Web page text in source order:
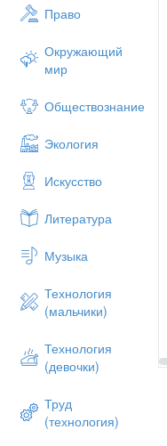
Право
Окружающий
мир
Обществознание
Экология
Искусство
Литература
Музыка
Технология
(мальчики)
Технология
(девочки)
Труд
(технология)